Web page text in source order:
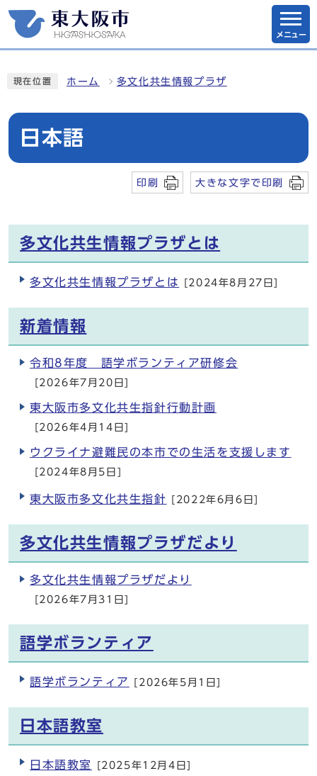
メニュー
現在位置 ホーム 多文化共生情報プラザ
日本語
印刷 大きな文字で印刷
多文化共生情報プラザとは
多文化共生情報プラザとは [2024年8月27日]
新着情報
令和8年度 語学ボランティア研修会
[2026年7月20日]
東大阪市多文化共生指針行動計画
[2026年4月14日]
ウクライナ避難民の本市での生活を支援します
[2024年8月5日]
東大阪市多文化共生指針 [2022年6月6日]
多文化共生情報プラザだより
多文化共生情報プラザだより
[2026年7月31日]
語学ボランティア
語学ボランティア [2026年5月1日]
日本語教室
日本語教室 [2025年12月4日]